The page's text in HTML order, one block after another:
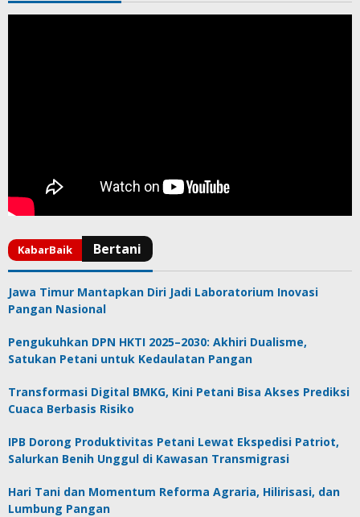
Jawa Timur Mantapkan Diri Jadi Laboratorium Inovasi
Pangan Nasional
Pengukuhkan DPN HKTI 2025–2030: Akhiri Dualisme,
Satukan Petani untuk Kedaulatan Pangan
Transformasi Digital BMKG, Kini Petani Bisa Akses Prediksi
Cuaca Berbasis Risiko
IPB Dorong Produktivitas Petani Lewat Ekspedisi Patriot,
Salurkan Benih Unggul di Kawasan Transmigrasi
Hari Tani dan Momentum Reforma Agraria, Hilirisasi, dan
Lumbung Pangan